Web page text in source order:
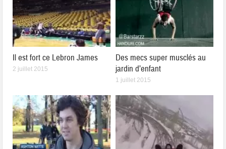
Il est fort ce Lebron James
2 juillet 2015
Des mecs super musclés au
jardin d’enfant
1 juillet 2015